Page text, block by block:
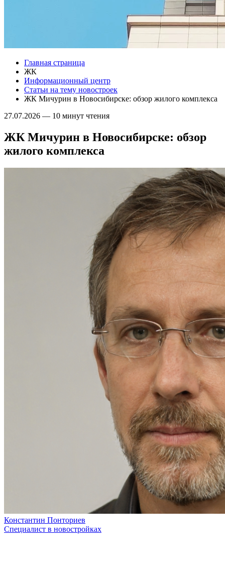
Главная страница
ЖК
Информационный центр
Статьи на тему новостроек
ЖК Мичурин в Новосибирске: обзор жилого комплекса
27.07.2026 — 10 минут чтения
ЖК Мичурин в Новосибирске: обзор
жилого комплекса
Константин Понториев
Специалист в новостройках